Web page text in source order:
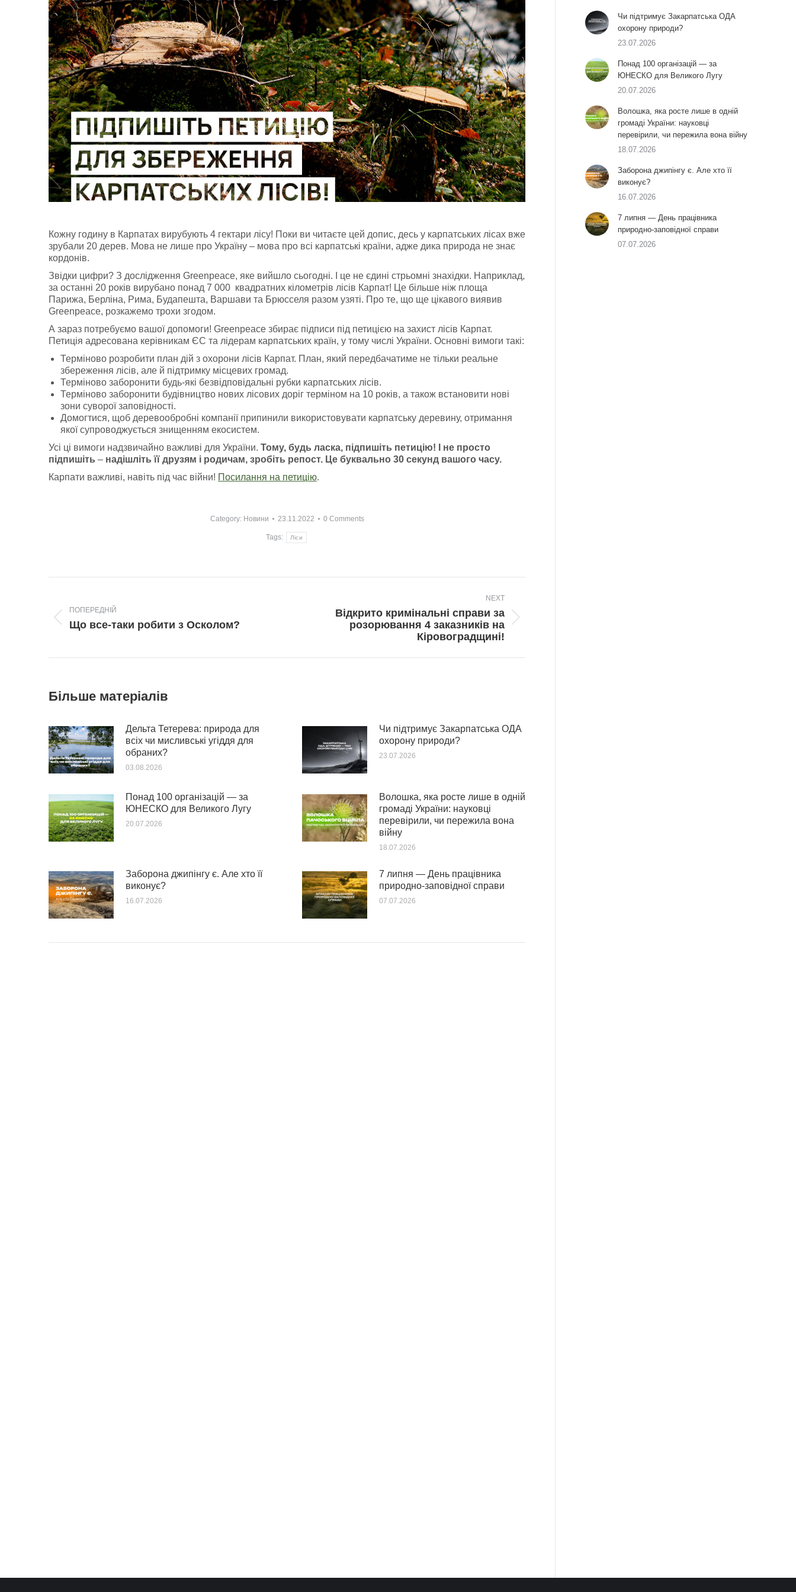
Кожну годину в Карпатах вирубують 4 гектари лісу! Поки ви читаєте цей допис, десь у карпатських лісах вже
зрубали 20 дерев. Мова не лише про Україну – мова про всі карпатські країни, адже дика природа не знає
кордонів.
Звідки цифри? З дослідження Greenpeace, яке вийшло сьогодні. І це не єдині стрьомні знахідки. Наприклад,
за останні 20 років вирубано понад 7 000 квадратних кілометрів лісів Карпат! Це більше ніж площа
Парижа, Берліна, Рима, Будапешта, Варшави та Брюсселя разом узяті. Про те, що ще цікавого виявив
Greenpeace, розкажемо трохи згодом.
А зараз потребуємо вашої допомоги! Greenpeace збирає підписи під петицією на захист лісів Карпат.
Петиція адресована керівникам ЄС та лідерам карпатських країн, у тому числі України. Основні вимоги такі:
Терміново розробити план дій з охорони лісів Карпат. План, який передбачатиме не тільки реальне
збереження лісів, але й підтримку місцевих громад.
Терміново заборонити будь-які безвідповідальні рубки карпатських лісів.
Терміново заборонити будівництво нових лісових доріг терміном на 10 років, а також встановити нові
зони суворої заповідності.
Домогтися, щоб деревообробні компанії припинили використовувати карпатську деревину, отримання
якої супроводжується знищенням екосистем.
Усі ці вимоги надзвичайно важливі для України. Тому, будь ласка, підпишіть петицію! І не просто
підпишіть – надішліть її друзям і родичам, зробіть репост. Це буквально 30 секунд вашого часу.
Карпати важливі, навіть під час війни! Посилання на петицію.
Category: Новини 23.11.2022 0 Comments
Tags: Ліси
navigation
ПОПЕРЕДНІЙ
Попередній
Що все-таки робити з Осколом?
NEXT
Відкрито кримінальні справи за
розорювання 4 заказників на
Кіровоградщині!
Більше матеріалів
Дельта Тетерева: природа для
всіх чи мисливські угіддя для
обраних?
03.08.2026
Чи підтримує Закарпатська ОДА
охорону природи?
23.07.2026
Понад 100 організацій — за
ЮНЕСКО для Великого Лугу
20.07.2026
Волошка, яка росте лише в одній
громаді України: науковці
перевірили, чи пережила вона
війну
18.07.2026
Заборона джипінгу є. Але хто її
виконує?
16.07.2026
7 липня — День працівника
природно-заповідної справи
07.07.2026
Чи підтримує Закарпатська ОДА
охорону природи?
23.07.2026
Понад 100 організацій — за
ЮНЕСКО для Великого Лугу
20.07.2026
Волошка, яка росте лише в одній
громаді України: науковці
перевірили, чи пережила вона війну
18.07.2026
Заборона джипінгу є. Але хто її
виконує?
16.07.2026
7 липня — День працівника
природно-заповідної справи
07.07.2026